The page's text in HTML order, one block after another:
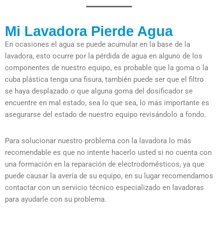
Mi Lavadora Pierde Agua
En ocasiones el agua se puede acumular en la base de la
lavadora, esto ocurre por la pérdida de agua en alguno de los
componentes de nuestro equipo, es probable que la goma o la
cuba plástica tenga una fisura, también puede ser que el filtro
se haya desplazado o que alguna goma del dosificador se
encuentre en mal estado, sea lo que sea, lo más importante es
asegurarse del estado de nuestro equipo revisándolo a fondo.
Para solucionar nuestro problema con la lavadora lo más
recomendable es que no intente hacerlo usted si no cuenta con
una formación en la reparación de electrodomésticos, ya que
puede causar la avería de su equipo, en su lugar recomendamos
contactar con un servicio técnico especializado en lavadoras
para ayudarle con su problema.